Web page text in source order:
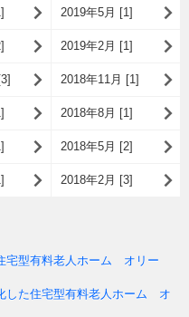
2019年5月 [1]
2019年2月 [1]
2018年11月 [1]
2018年8月 [1]
2018年5月 [2]
2018年2月 [3]
宅型有料老人ホーム オリー
した住宅型有料老人ホーム オ